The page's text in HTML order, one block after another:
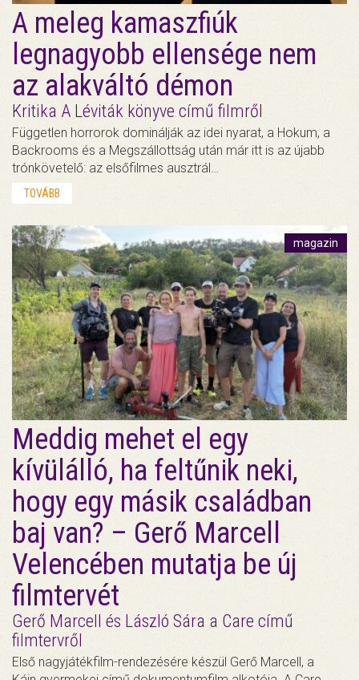
A meleg kamaszfiúk
legnagyobb ellensége nem
az alakváltó démon
Kritika A Léviták könyve című filmről
Független horrorok dominálják az idei nyarat, a Hokum, a
Backrooms és a Megszállottság után már itt is az újabb
trónkövetelő: az elsőfilmes ausztrál…
TOVÁBB
magazin
Meddig mehet el egy
kívülálló, ha feltűnik neki,
hogy egy másik családban
baj van? – Gerő Marcell
Velencében mutatja be új
filmtervét
Gerő Marcell és László Sára a Care című
filmtervről
Első nagyjátékfilm-rendezésére készül Gerő Marcell, a